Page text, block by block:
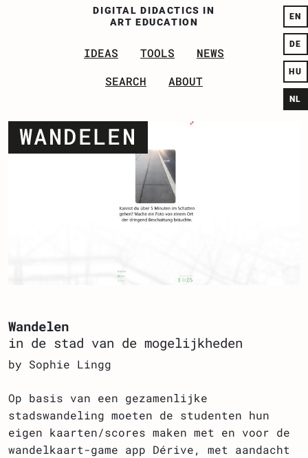
DIGITALDIDACTICS IN
ART EDUCATION
EN
DE
HU
NL
IDEAS TOOLS
NEWS
SEARCH ABOUT
WANDELEN
Wandelen
in de stad van de mogelijkheden
by Sophie Lingg
Op basis van een gezamenlijke
stadswandeling moeten de studenten hun
eigen kaarten/scores maken met en voor de
wandelkaart-game app Dérive, met aandacht